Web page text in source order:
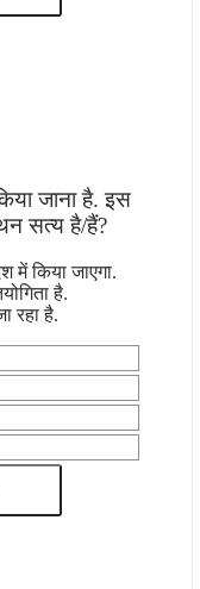
जाना है. इस
सत्य है/हैं?
में किया जाएगा.
है.
रहा है.